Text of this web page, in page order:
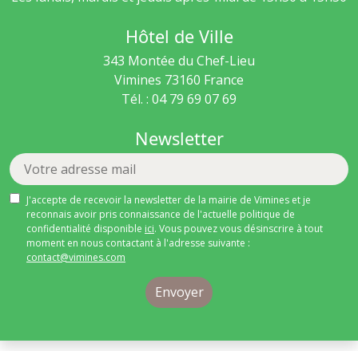
Hôtel de Ville
343 Montée du Chef-Lieu
Vimines 73160 France
Tél. : 04 79 69 07 69
Newsletter
J'accepte de recevoir la newsletter de la mairie de Vimines et je
reconnais avoir pris connaissance de l'actuelle politique de
confidentialité disponible ici. Vous pouvez vous désinscrire à tout
moment en nous contactant à l'adresse suivante :
contact@vimines.com